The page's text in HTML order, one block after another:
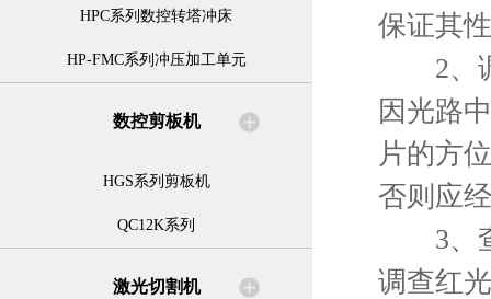
HPC系列数控转塔冲床
HP-FMC系列冲压加工单元
数控剪板机
HGS系列剪板机
QC12K系列
激光切割机
保证其
2、调
因光路
片的方
否则应
3、查
调查红